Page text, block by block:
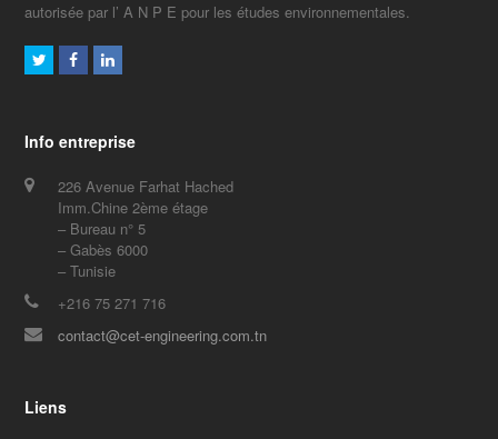
autorisée par l’ A N P E pour les études environnementales.
TwitterFacebookLinkedIn
Info entreprise
226 Avenue Farhat Hached
Imm.Chine 2ème étage
– Bureau n° 5
– Gabès 6000
– Tunisie
+216 75 271 716
contact@cet-engineering.com.tn
Liens